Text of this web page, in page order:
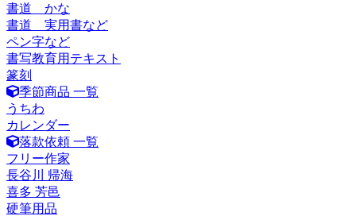
書道 かな
書道 実用書など
ペン字など
書写教育用テキスト
篆刻
季節商品 一覧
うちわ
カレンダー
落款依頼 一覧
フリー作家
長谷川 帰海
喜多 芳邑
硬筆用品